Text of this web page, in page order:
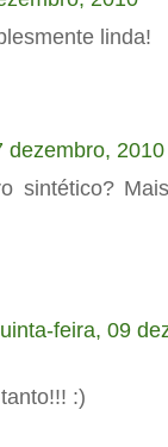
linda!
dezembro, 2010
sintético?
feira, 09
:)